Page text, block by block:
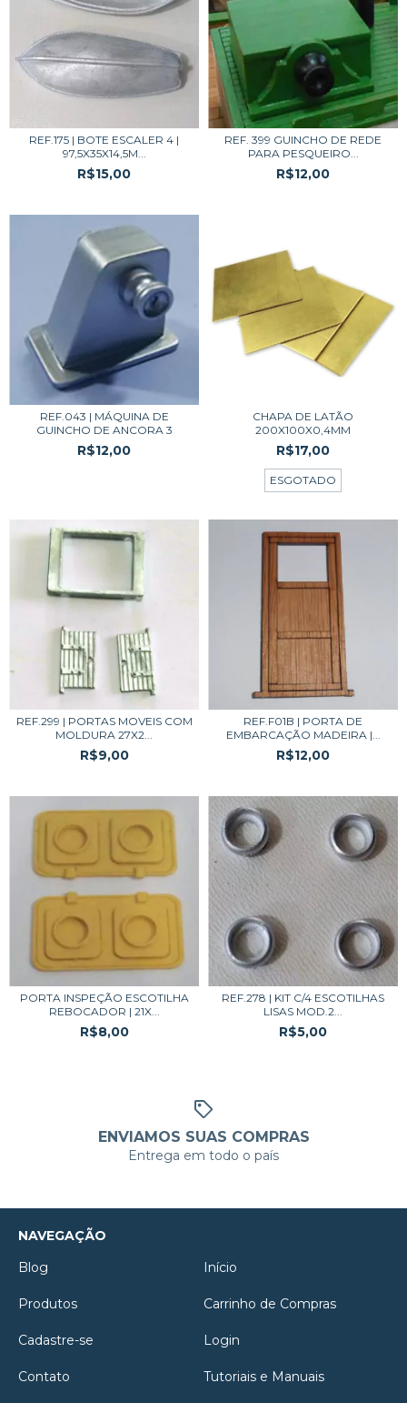
REF.175 | BOTE ESCALER 4 |
97,5X35X14,5M...
R$15,00
REF. 399 GUINCHO DE REDE
PARA PESQUEIRO...
R$12,00
REF.043 | MÁQUINA DE
GUINCHO DE ANCORA 3
R$12,00
CHAPA DE LATÃO
200X100X0,4MM
R$17,00
ESGOTADO
REF.299 | PORTAS MOVEIS COM
MOLDURA 27X2...
R$9,00
REF.F01B | PORTA DE
EMBARCAÇÃO MADEIRA |...
R$12,00
PORTA INSPEÇÃO ESCOTILHA
REBOCADOR | 21X...
R$8,00
REF.278 | KIT C/4 ESCOTILHAS
LISAS MOD.2...
R$5,00
ENVIAMOS SUAS COMPRAS
Entrega em todo o país
NAVEGAÇÃO
Blog
Início
Produtos Carrinho de Compras
Cadastre-se Login
Contato Tutoriais e Manuais